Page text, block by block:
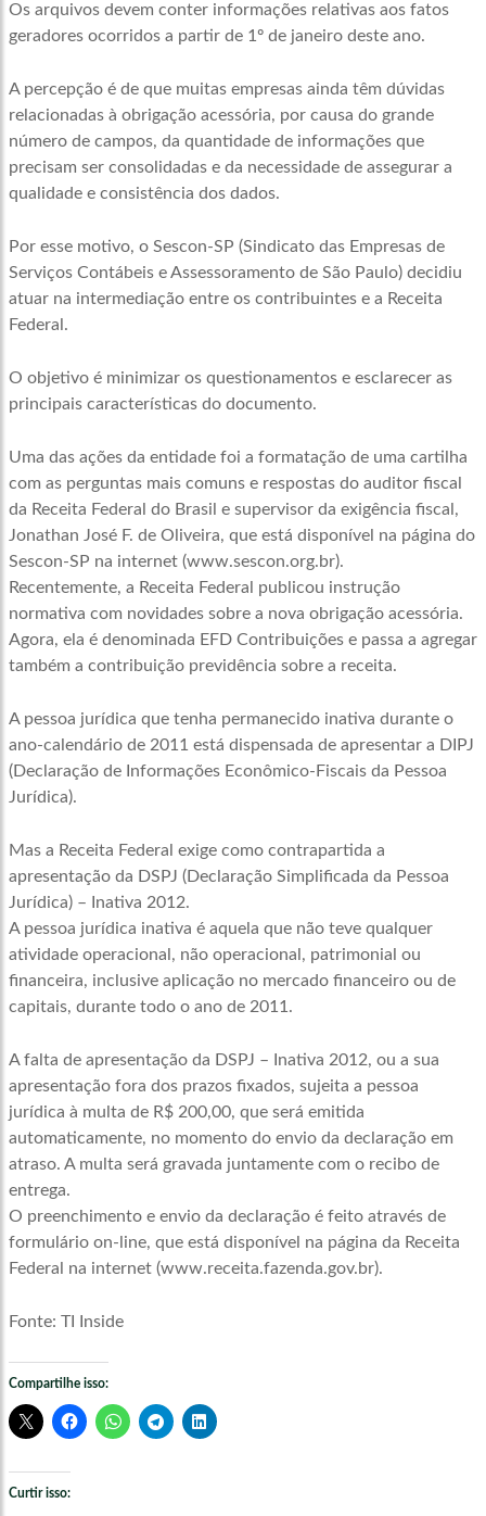
Os arquivos devem conter informações relativas aos fatos
geradores ocorridos a partir de 1º de janeiro deste ano.
A percepção é de que muitas empresas ainda têm dúvidas
relacionadas à obrigação acessória, por causa do grande
número de campos, da quantidade de informações que
precisam ser consolidadas e da necessidade de assegurar a
qualidade e consistência dos dados.
Por esse motivo, o Sescon-SP (Sindicato das Empresas de
Serviços Contábeis e Assessoramento de São Paulo) decidiu
atuar na intermediação entre os contribuintes e a Receita
Federal.
O objetivo é minimizar os questionamentos e esclarecer as
principais características do documento.
Uma das ações da entidade foi a formatação de uma cartilha
com as perguntas mais comuns e respostas do auditor fiscal
da Receita Federal do Brasil e supervisor da exigência fiscal,
Jonathan José F. de Oliveira, que está disponível na página do
Sescon-SP na internet (www.sescon.org.br).
Recentemente, a Receita Federal publicou instrução
normativa com novidades sobre a nova obrigação acessória.
Agora, ela é denominada EFD Contribuições e passa a agregar
também a contribuição previdência sobre a receita.
A pessoa jurídica que tenha permanecido inativa durante o
ano-calendário de 2011 está dispensada de apresentar a DIPJ
(Declaração de Informações Econômico-Fiscais da Pessoa
Jurídica).
Mas a Receita Federal exige como contrapartida a
apresentação da DSPJ (Declaração Simplificada da Pessoa
Jurídica) – Inativa 2012.
A pessoa jurídica inativa é aquela que não teve qualquer
atividade operacional, não operacional, patrimonial ou
financeira, inclusive aplicação no mercado financeiro ou de
capitais, durante todo o ano de 2011.
A falta de apresentação da DSPJ – Inativa 2012, ou a sua
apresentação fora dos prazos fixados, sujeita a pessoa
jurídica à multa de R$ 200,00, que será emitida
automaticamente, no momento do envio da declaração em
atraso. A multa será gravada juntamente com o recibo de
entrega.
O preenchimento e envio da declaração é feito através de
formulário on-line, que está disponível na página da Receita
Federal na internet (www.receita.fazenda.gov.br).
Fonte: TI Inside
Compartilhe isso:
Curtir isso: